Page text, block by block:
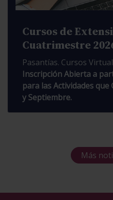
Cursos de
Cuatrimestre
Pasantías. Cursos
Inscripción Abierta a
para las Actividades
y Septiembre.
Más